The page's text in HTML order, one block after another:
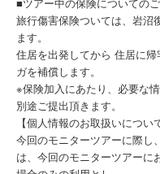
旅行傷害保険ついては、岩沼
ます。
住居を出発してから 住居に
ガを補償します。
※保険加入にあたり、必要な
別途ご提出頂きます。
【個人情報のお取扱いについ
今回のモニターツアーに際し
は、今回のモニターツアーに